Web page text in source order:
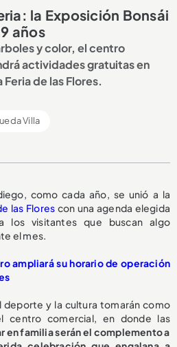
la Exposición Bonsái
años
y color, el centro
actividades gratuitas en
de las Flores.
Villa
como cada año, se unió a la
las Flores con una agenda elegida
los visitantes que buscan algo
el mes.
ampliará su horario de operación
deporte y la cultura tomarán como
centro comercial, en donde las
en familia serán el complemento a